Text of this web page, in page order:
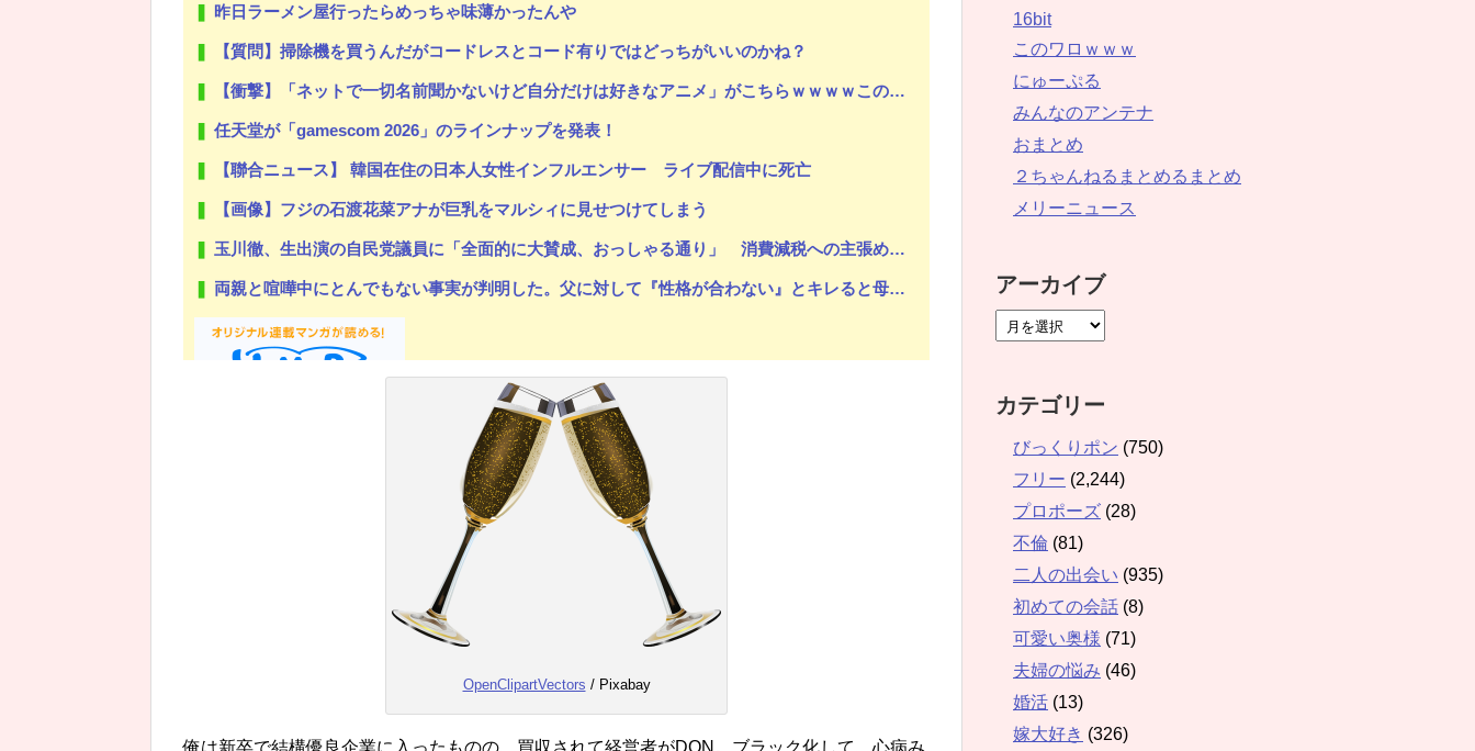
昨日ラーメン屋行ったらめっちゃ味薄かったんや
【質問】掃除機を買うんだがコードレスとコード有りではどっちがいいのかね？
【衝撃】「ネットで一切名前聞かないけど自分だけは好きなアニメ」がこちらｗｗｗｗこの名作アニメは…
任天堂が「gamescom 2026」のラインナップを発表！
【聯合ニュース】 韓国在住の日本人女性インフルエンサー ライブ配信中に死亡
【画像】フジの石渡花菜アナが巨乳をマルシィに見せつけてしまう
玉川徹、生出演の自民党議員に「全面的に大賛成、おっしゃる通り」 消費減税への主張めぐり
両親と喧嘩中にとんでもない事実が判明した。父に対して『性格が合わない』とキレると母が「こう言い出した」
OpenClipartVectors / Pixabay
俺は新卒で結構優良企業に入ったものの、買収されて経営者がDQN。ブラック化して、心病み
16bit
このワロｗｗｗ
にゅーぷる
みんなのアンテナ
おまとめ
２ちゃんねるまとめるまとめ
メリーニュース
アーカイブ
カテゴリー
びっくりポン (750)
フリー (2,244)
プロポーズ (28)
不倫 (81)
二人の出会い (935)
初めての会話 (8)
可愛い奥様 (71)
夫婦の悩み (46)
婚活 (13)
嫁大好き (326)